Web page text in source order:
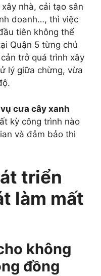
nhà, cải tạo sân
doanh…, thì việc
tiên không thể
Quận 5 từng chủ
trở quá trình xây
lý giữa chừng, vừa
cưa cây xanh
kỳ công trình nào
và đảm bảo thi
triển
làm mất
không
đồng